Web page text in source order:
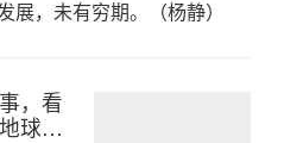
展，未有穷期。（杨静）
，看
球日